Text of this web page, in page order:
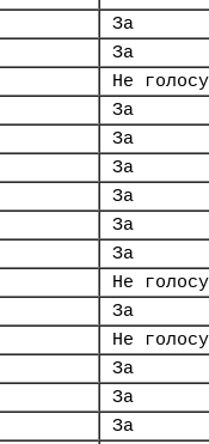
За
За
Не
За
За
За
За
За
За
Не
За
Не
За
За
За